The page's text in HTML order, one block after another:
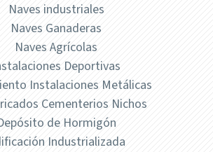
Naves industriales
Naves Ganaderas
Naves Agrícolas
Deportivas
Instalaciones Metálicas
Cementerios Nichos
de Hormigón
Industrializada